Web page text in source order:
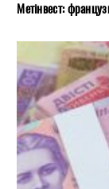
Метінвест: